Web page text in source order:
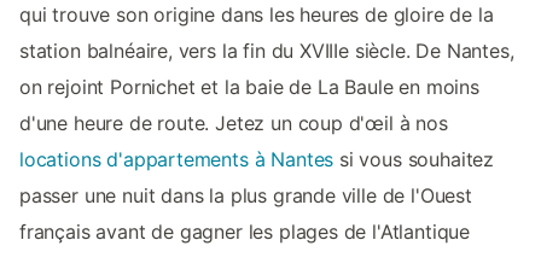
qui trouve son origine dans les heures de gloire de la
station balnéaire, vers la fin du XVIIIe siècle. De Nantes,
on rejoint Pornichet et la baie de La Baule en moins
d'une heure de route. Jetez un coup d'œil à nos
locations d'appartements à Nantes si vous souhaitez
passer une nuit dans la plus grande ville de l'Ouest
français avant de gagner les plages de l'Atlantique